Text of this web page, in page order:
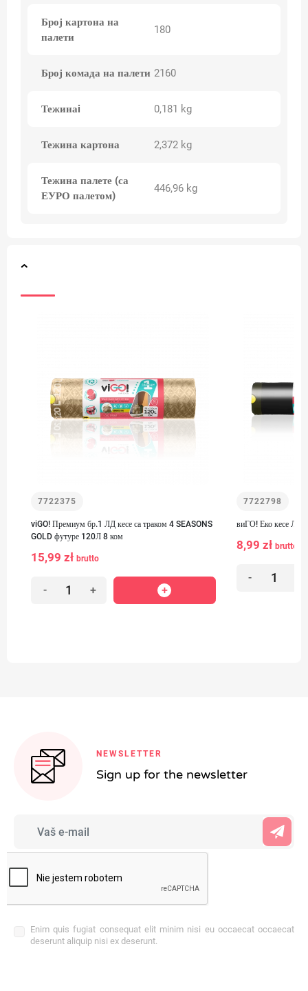
Број картона на
палети
180
Број комада на палети 2160
Тежинаi 0,181 kg
Тежина картона 2,372 kg
Тежина палете (са
ЕУРО палетом)
446,96 kg
7722375
viGO! Премиум бр.1 ЛД кесе са траком 4 SEASONS
GOLD футуре 120Л 8 ком
15,99 zł brutto
- +
7722798
виГО! Еко кесе ЛД
8,99 zł brutto
-
NEWSLETTER
Sign up for the newsletter
Enim quis fugiat consequat elit minim nisi eu occaecat occaecat
deserunt aliquip nisi ex deserunt.